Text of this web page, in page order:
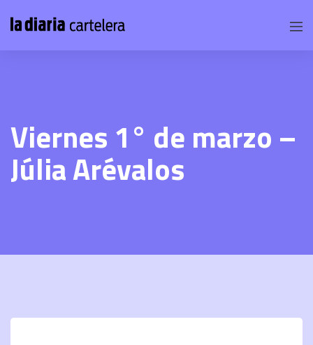
Viernes 1° de marzo –
Júlia Arévalos